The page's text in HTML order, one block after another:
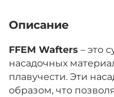
Описание
FFEM Wafters – это
насадочных
плавучести. Эти
образом, что